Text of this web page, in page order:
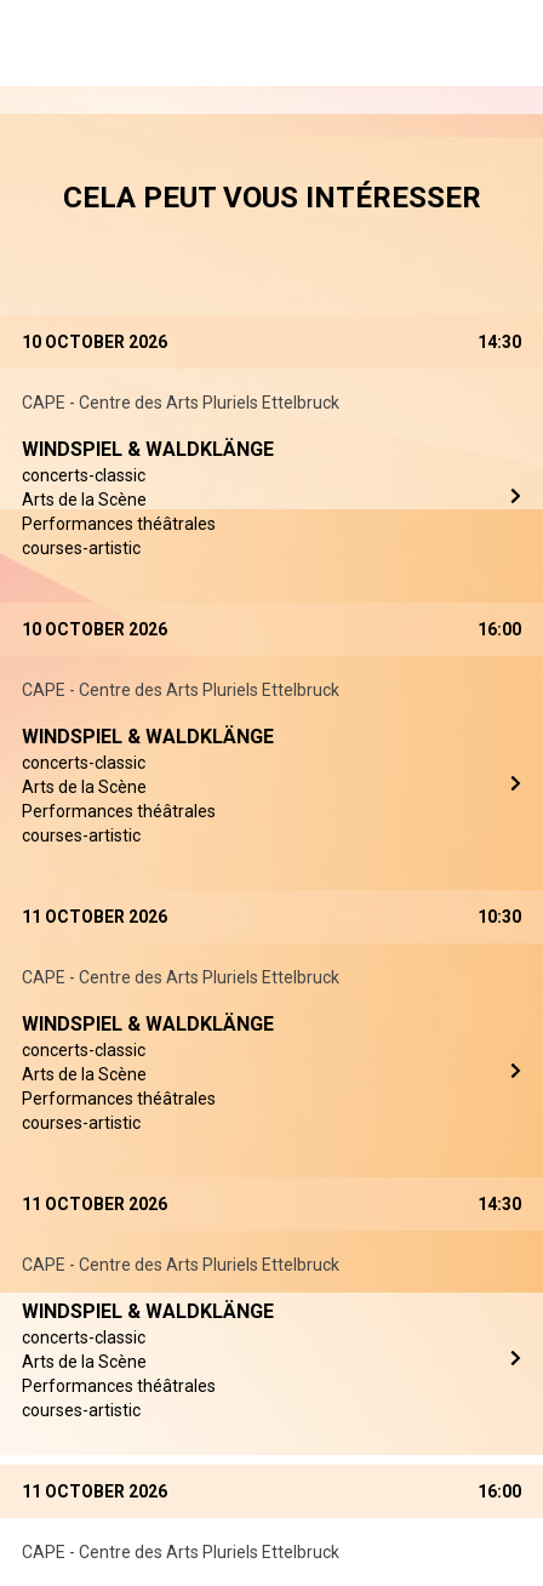
CELA PEUT VOUS INTÉRESSER
10 OCTOBER 2026 14:30
CAPE - Centre des Arts Pluriels Ettelbruck
WINDSPIEL & WALDKLÄNGE
concerts-classic
Arts de la Scène
Performances théâtrales
courses-artistic
10 OCTOBER 2026 16:00
CAPE - Centre des Arts Pluriels Ettelbruck
WINDSPIEL & WALDKLÄNGE
concerts-classic
Arts de la Scène
Performances théâtrales
courses-artistic
11 OCTOBER 2026 10:30
CAPE - Centre des Arts Pluriels Ettelbruck
WINDSPIEL & WALDKLÄNGE
concerts-classic
Arts de la Scène
Performances théâtrales
courses-artistic
11 OCTOBER 2026 14:30
CAPE - Centre des Arts Pluriels Ettelbruck
WINDSPIEL & WALDKLÄNGE
concerts-classic
Arts de la Scène
Performances théâtrales
courses-artistic
11 OCTOBER 2026 16:00
CAPE - Centre des Arts Pluriels Ettelbruck